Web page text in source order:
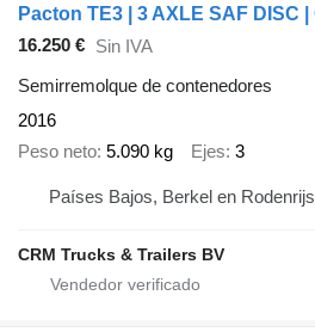
16.250 € Sin IVA
Semirremolque de contenedores
2016
Peso neto 5.090 kg Ejes 3
Países Bajos, Berkel en Rodenrijs
CRM Trucks & Trailers BV